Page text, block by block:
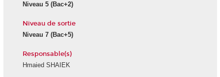
Niveau 5 (Bac+2)
Niveau de sortie
Niveau 7 (Bac+5)
Responsable(s)
Hmaied SHAIEK